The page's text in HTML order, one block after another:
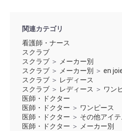
関連カテゴリ
看護師・ナース
スクラブ
スクラブ ＞ メーカー別
スクラブ ＞ メーカー別 ＞ en
スクラブ ＞ レディース
スクラブ ＞ レディース ＞ ワン
医師・ドクター
医師・ドクター ＞ ワンピース
医師・ドクター ＞ その他アイテ
医師・ドクター ＞ メーカー別